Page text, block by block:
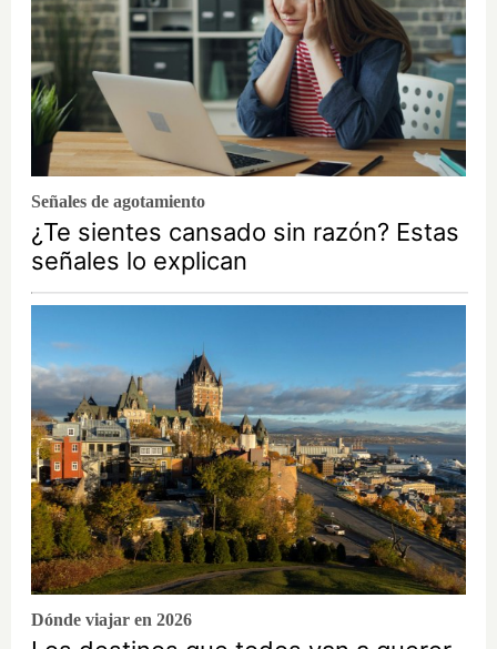
Señales de agotamiento
¿Te sientes cansado sin razón? Estas
señales lo explican
Dónde viajar en 2026